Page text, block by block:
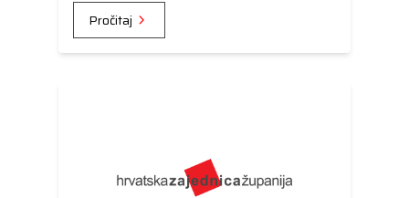
Pročitaj